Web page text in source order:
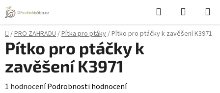
Přejít
na
obsah
Hledat
KOŠÍK
Domů
/PRO ZAHRADU/Pítka pro ptáky/Pítko pro ptáčky k zavěšení K3971
Pítko pro ptáčky k
zavěšení K3971
Průměrné
1 hodnoceníPodrobnosti hodnocení